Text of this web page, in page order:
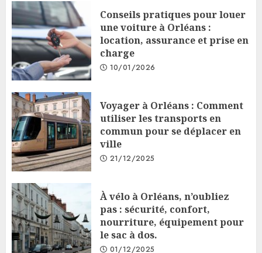
Conseils pratiques pour louer
une voiture à Orléans :
location, assurance et prise en
charge
10/01/2026
Voyager à Orléans : Comment
utiliser les transports en
commun pour se déplacer en
ville
21/12/2025
À vélo à Orléans, n’oubliez
pas : sécurité, confort,
nourriture, équipement pour
le sac à dos.
01/12/2025